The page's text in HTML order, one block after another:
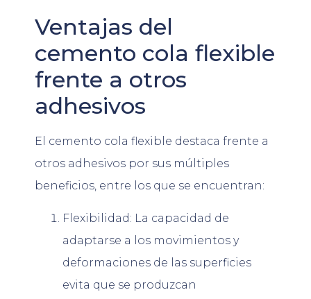
Ventajas del
cemento cola flexible
frente a otros
adhesivos
El cemento cola flexible destaca frente a
otros adhesivos por sus múltiples
beneficios, entre los que se encuentran:
Flexibilidad: La capacidad de
adaptarse a los movimientos y
deformaciones de las superficies
evita que se produzcan